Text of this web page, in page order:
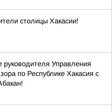
столицы Хакасии!
руководителя Управления
по Республике Хакасия с